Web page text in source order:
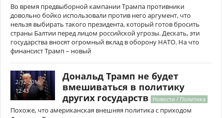
Во время предвыборной кампании Трампа противники
довольно бойко использовали против него аргумент, что
нельзя выбирать такого президента, который готов бросить
страны Балтии перед лицом российской угрозы. Дескать, эти
государства вносят огромный вклад в оборону НАТО. На что
финансист Трамп – новый
2-12-2016,
12:43
Дональд Трамп не будет
вмешиваться в политику
других государств
Новости / Политика
Похоже, что американская внешняя политика с приходом